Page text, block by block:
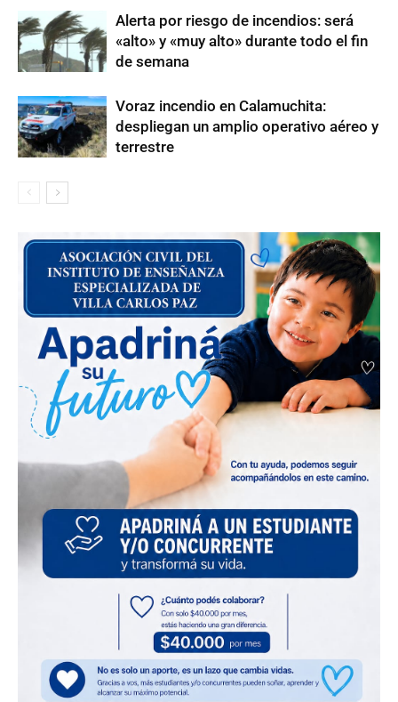
Alerta por riesgo de incendios: será
«alto» y «muy alto» durante todo el fin
de semana
Voraz incendio en Calamuchita:
despliegan un amplio operativo aéreo y
terrestre